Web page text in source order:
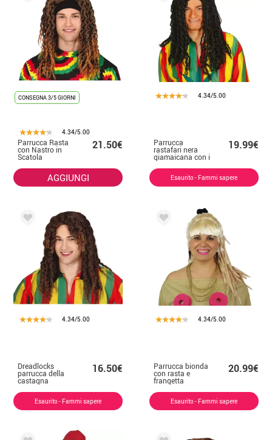
CONSEGNA 3/5 GIORNI
4.34/5.00
Parrucca Rasta
con Nastro in
Scatola
21.50€
AGGIUNGI
4.34/5.00
Parrucca
rastafari nera
giamaicana con i
dreadlocks
19.99€
Esaurito - Fammi sapere
4.34/5.00
Dreadlocks
parrucca della
castagna
16.50€
Esaurito - Fammi sapere
4.34/5.00
Parrucca bionda
con rasta e
frangetta
20.99€
Esaurito - Fammi sapere